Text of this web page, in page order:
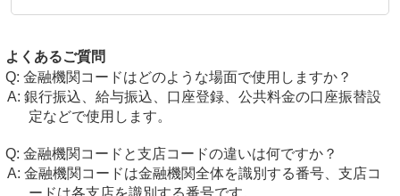
よくあるご質問
金融機関コードはどのような場面で使用しますか？
銀行振込、給与振込、口座登録、公共料金の口座振替設
定などで使用します。
金融機関コードと支店コードの違いは何ですか？
金融機関コードは金融機関全体を識別する番号、支店コ
ードは各支店を識別する番号です。